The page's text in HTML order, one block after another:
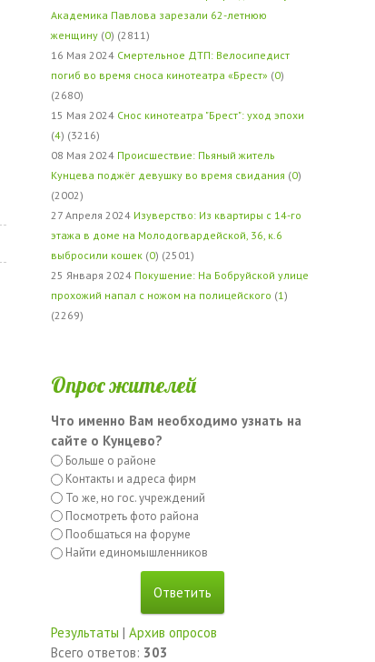
Академика Павлова зарезали 62-летнюю
женщину (0) (2811)
16 Мая 2024 Смертельное ДТП: Велосипедист
погиб во время сноса кинотеатра «Брест» (0)
(2680)
15 Мая 2024 Снос кинотеатра "Брест": уход эпохи
(4) (3216)
08 Мая 2024 Происшествие: Пьяный житель
Кунцева поджёг девушку во время свидания (0)
(2002)
27 Апреля 2024 Изуверство: Из квартиры с 14-го
этажа в доме на Молодогвардейской, 36, к.6
выбросили кошек (0) (2501)
25 Января 2024 Покушение: На Бобруйской улице
прохожий напал с ножом на полицейского (1)
(2269)
Опрос жителей
Что именно Вам необходимо узнать на
сайте о Кунцево?
Больше о районе
Контакты и адреса фирм
То же, но гос. учреждений
Посмотреть фото района
Пообщаться на форуме
Найти единомышленников
Результаты | Архив опросов
Всего ответов: 303